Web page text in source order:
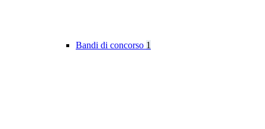
Bandi di concorso 1